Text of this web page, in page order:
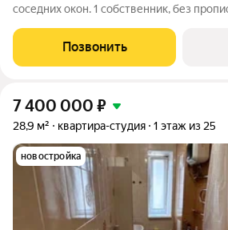
соседних окон. 1 собственник, без
собственности квартира больше 5 лет. Локация один из
главных плюсов: Пулковский парк
Позвонить
7 400 000 ₽
28,9 м² квартира-студия 1 этаж из 25
новостройка